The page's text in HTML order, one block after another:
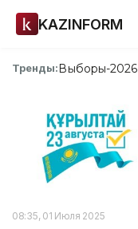
KAZINFORM
Тренды:Выборы-2026
08:35, 01 Июля 2025